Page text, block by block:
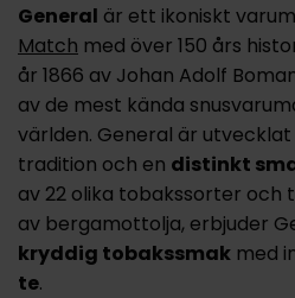
General är ett ikoniskt
Match med över 150 års
år 1866 av Johan Adolf
av de mest kända
världen. General är
tradition och en distinkt
av 22 olika tobakssorter och
av bergamottolja, erbjuder
kryddig tobakssmak med
te.